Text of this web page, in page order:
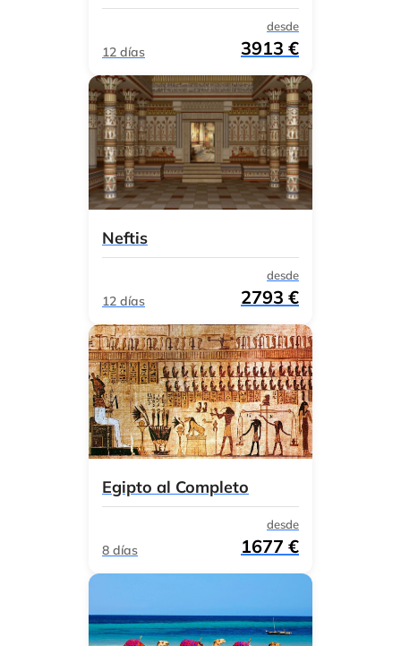
12 días
desde
3913 €
Neftis
12 días
desde
2793 €
Egipto al Completo
8 días
desde
1677 €